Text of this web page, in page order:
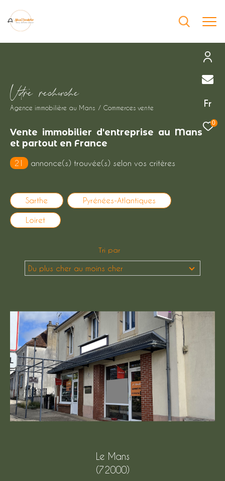
Fr
0
Vore recece
Agence immobilière au Mans Commerces vente
Vente immobilier d'entreprise au Mans
et partout en France
21 annonce(s) trouvée(s) selon vos critères
Sarthe Pyrénées-Atlantiques
Loiret
Tri par
Du plus cher au moins cher
Le Mans
(72000)
Effectuer une recherche
et trouver le bien qui correspond à vos
critères
Type
d'offre
Vente immobilier professionnel
Ville
Pièces
Pièces
Référence
AFFINER LES CRITÈRES
TERRASSE PARKING
FILTRER PAR